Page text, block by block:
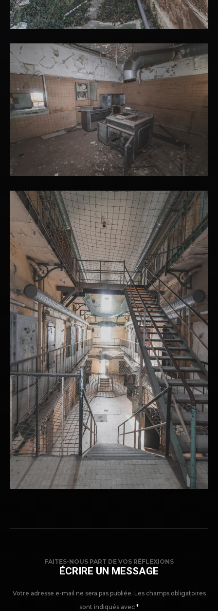
FAITES-NOUS PART DE VOS RÉFLEXIONS
ÉCRIRE UN MESSAGE
Votre adresse e-mail ne sera pas publiée. Les champs obligatoires
sont indiqués avec *